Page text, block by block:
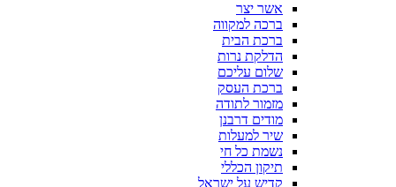
אשר יצר
ברכה למקווה
ברכת הבית
הדלקת נרות
שלום עליכם
ברכת העסק
מזמור לתודה
מודים דרבנן
שיר למעלות
נשמת כל חי
תיקון הכללי
קדיש על ישראל